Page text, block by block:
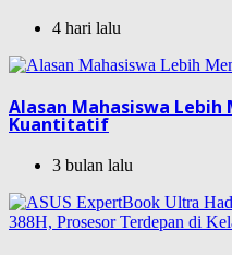
4 hari lalu
Alasan Mahasiswa
Kuantitatif
3 bulan lalu